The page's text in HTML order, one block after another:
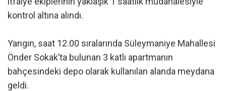
kontrol altına alındı.
Yangın, saat 12.00 sıralarında Süleymaniye Mahallesi
Önder Sokak’ta bulunan 3 katlı apartmanın
bahçesindeki depo olarak kullanılan alanda meydana
geldi.